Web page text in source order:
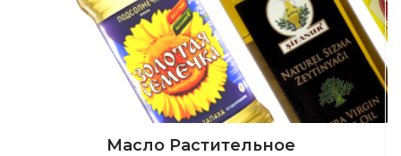
Масло Растительное